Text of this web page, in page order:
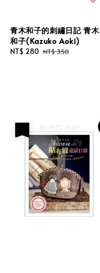
青木和子的刺繡日記 青木
和子(Kazuko Aoki)
Sale
NT$ 280 Regular
NT$ 350